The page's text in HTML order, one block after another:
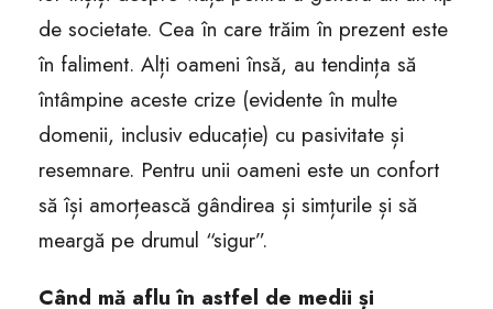
de societate. Cea în care trăim în prezent este
în faliment. Alți oameni însă, au tendința să
întâmpine aceste crize (evidente în multe
domenii, inclusiv educație) cu pasivitate și
resemnare. Pentru unii oameni este un confort
să își amorțească gândirea și simțurile și să
meargă pe drumul “sigur”.
Când mă aflu în astfel de medii și